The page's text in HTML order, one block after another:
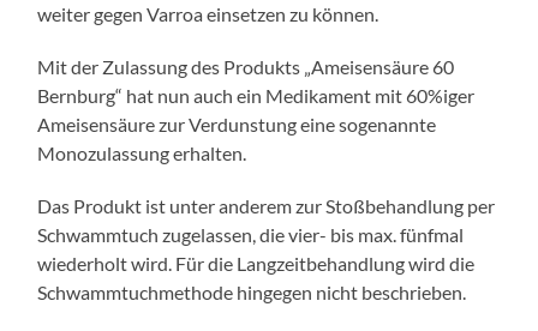
weiter gegen Varroa einsetzen zu können.
Mit der Zulassung des Produkts „Ameisensäure 60
Bernburg“ hat nun auch ein Medikament mit 60%iger
Ameisensäure zur Verdunstung eine sogenannte
Monozulassung erhalten.
Das Produkt ist unter anderem zur Stoßbehandlung per
Schwammtuch zugelassen, die vier- bis max. fünfmal
wiederholt wird. Für die Langzeitbehandlung wird die
Schwammtuchmethode hingegen nicht beschrieben.